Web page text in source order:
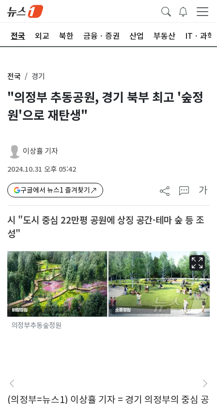
전국 외교 북한 금융ㆍ증권 산업 부동산 ITㆍ과학
전국 경기
"의정부 추동공원, 경기 북부 최고 '숲정
원'으로 재탄생"
이상휼 기자
2024.10.31 오후 05:42
구글에서 뉴스1 즐겨찾기 가
시 "도시 중심 22만평 공원에 상징 공간·테마 숲 등 조
성"
의정부추동숲정원
(의정부=뉴스1) 이상휼 기자 = 경기 의정부의 중심 공